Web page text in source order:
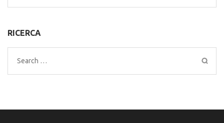
for:
RICERCA
Search
for: